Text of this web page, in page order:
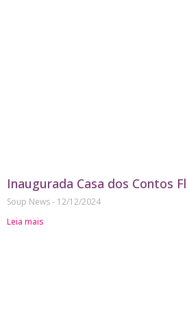
Inaugurada Casa dos Contos
Soup News
12/12/2024
Leia mais